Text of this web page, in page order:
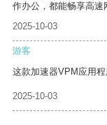
作办公，都能畅享高速
2025-10-03
游客
这款加速器VPM应用
2025-10-03